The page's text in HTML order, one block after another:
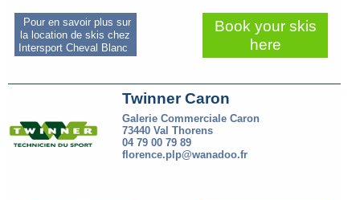
Pour en savoir plus sur
la location de skis chez
Intersport Cheval Blanc
Book your skis
here
Twinner Caron
Galerie Commerciale Caron
73440 Val Thorens
04 79 00 79 89
florence.plp@wanadoo.fr